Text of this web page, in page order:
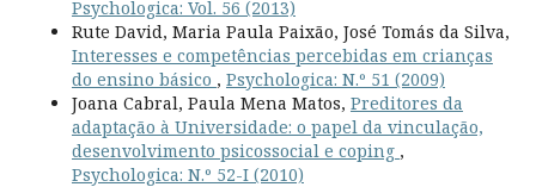
Psychologica: Vol. 56 (2013)
Rute David, Maria Paula Paixão, José Tomás da Silva,
Interesses e competências percebidas em crianças
do ensino básico , Psychologica: N.º 51 (2009)
Joana Cabral, Paula Mena Matos, Preditores da
adaptação à Universidade: o papel da vinculação,
desenvolvimento psicossocial e coping ,
Psychologica: N.º 52-I (2010)